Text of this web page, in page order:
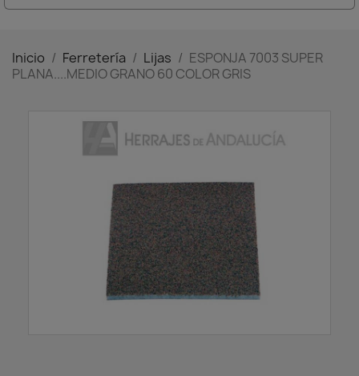
Inicio Ferretería Lijas
ESPONJA 7003 SUPER
PLANA....MEDIO GRANO 60 COLOR GRIS